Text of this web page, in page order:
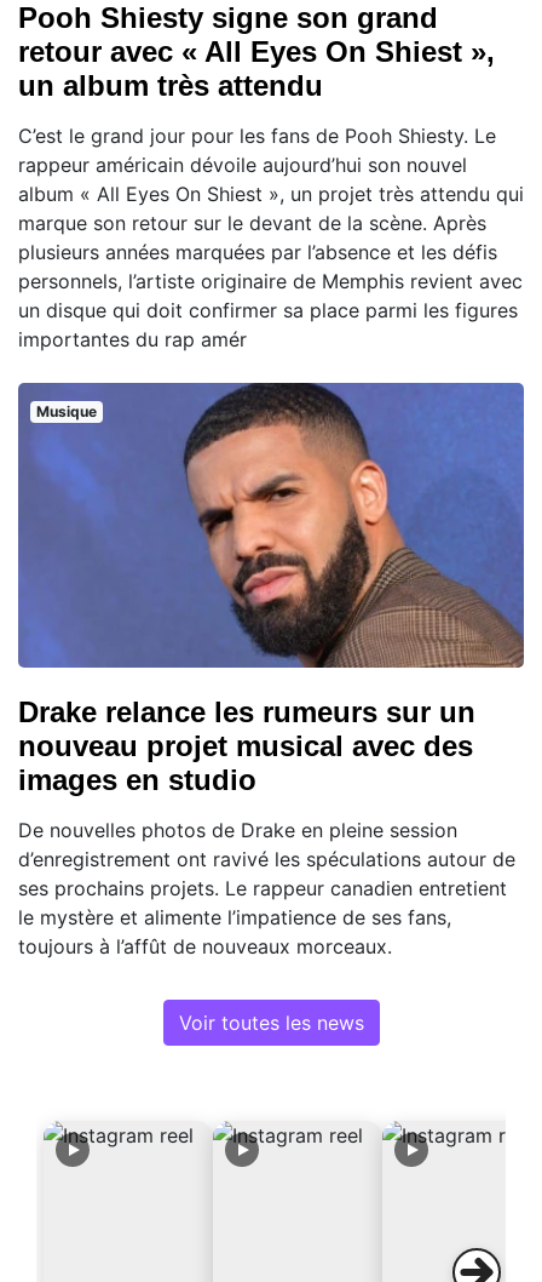
Pooh Shiesty signe son grand
retour avec « All Eyes On Shiest »,
un album très attendu
C’est le grand jour pour les fans de Pooh Shiesty. Le
rappeur américain dévoile aujourd’hui son nouvel
album « All Eyes On Shiest », un projet très attendu qui
marque son retour sur le devant de la scène. Après
plusieurs années marquées par l’absence et les défis
personnels, l’artiste originaire de Memphis revient avec
un disque qui doit confirmer sa place parmi les figures
importantes du rap amér
Musique
Drake relance les rumeurs sur un
nouveau projet musical avec des
images en studio
De nouvelles photos de Drake en pleine session
d’enregistrement ont ravivé les spéculations autour de
ses prochains projets. Le rappeur canadien entretient
le mystère et alimente l’impatience de ses fans,
toujours à l’affût de nouveaux morceaux.
Voir toutes les news